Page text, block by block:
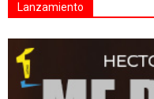
Lanzamiento